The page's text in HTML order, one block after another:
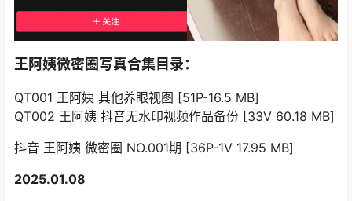
王阿姨微密圈写真合集目录：
QT001 王阿姨 其他养眼视图 [51P-16.5 MB]
QT002 王阿姨 抖音无水印视频作品备份 [33V 60.18 MB]
抖音 王阿姨 微密圈 NO.001期 [36P-1V 17.95 MB]
2025.01.08